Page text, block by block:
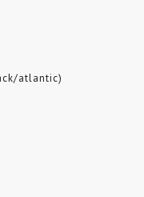
atlantic)